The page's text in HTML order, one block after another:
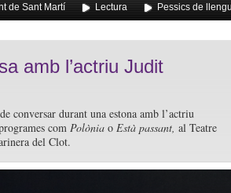
de Sant Martí Lectura Pessics de
amb l’actriu Judit
conversar durant una estona amb l’actriu
com Polòniao Està passant, al Teatre
del Clot.